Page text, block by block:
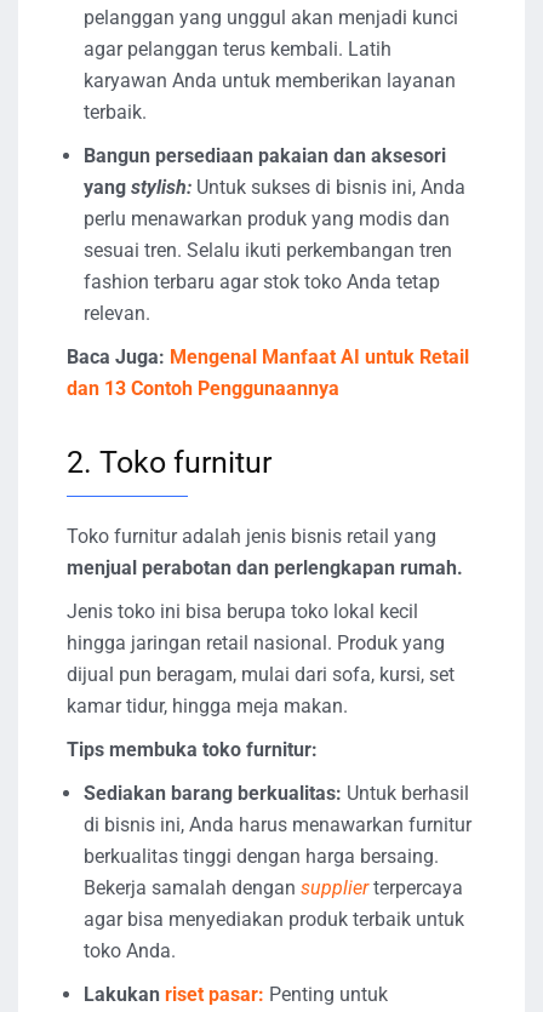
pelanggan yang unggul akan menjadi kunci
agar pelanggan terus kembali. Latih
karyawan Anda untuk memberikan layanan
terbaik.
Bangun persediaan pakaian dan aksesori
yang stylish: Untuk sukses di bisnis ini, Anda
perlu menawarkan produk yang modis dan
sesuai tren. Selalu ikuti perkembangan tren
fashion terbaru agar stok toko Anda tetap
relevan.
Baca Juga: Mengenal Manfaat AI untuk Retail
dan 13 Contoh Penggunaannya
2. Toko furnitur
Toko furnitur adalah jenis bisnis retail yang
menjual perabotan dan perlengkapan rumah.
Jenis toko ini bisa berupa toko lokal kecil
hingga jaringan retail nasional. Produk yang
dijual pun beragam, mulai dari sofa, kursi, set
kamar tidur, hingga meja makan.
Tips membuka toko furnitur:
Sediakan barang berkualitas: Untuk berhasil
di bisnis ini, Anda harus menawarkan furnitur
berkualitas tinggi dengan harga bersaing.
Bekerja samalah dengan supplierterpercaya
agar bisa menyediakan produk terbaik untuk
toko Anda.
Lakukan riset pasar: Penting untuk